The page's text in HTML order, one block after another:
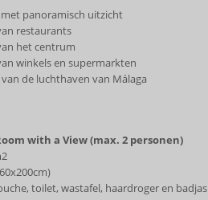
panoramisch uitzicht
restaurants
het centrum
winkels en supermarkten
de luchthaven van Málaga
with a View (max. 2 personen)
toilet, wastafel, haardroger en badjas